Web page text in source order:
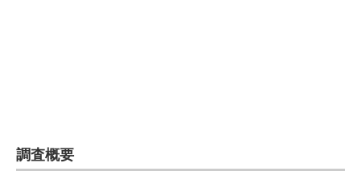
エレクトロニクス専門サイト
調査概要